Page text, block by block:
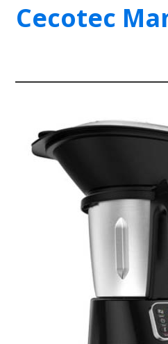
Cecotec